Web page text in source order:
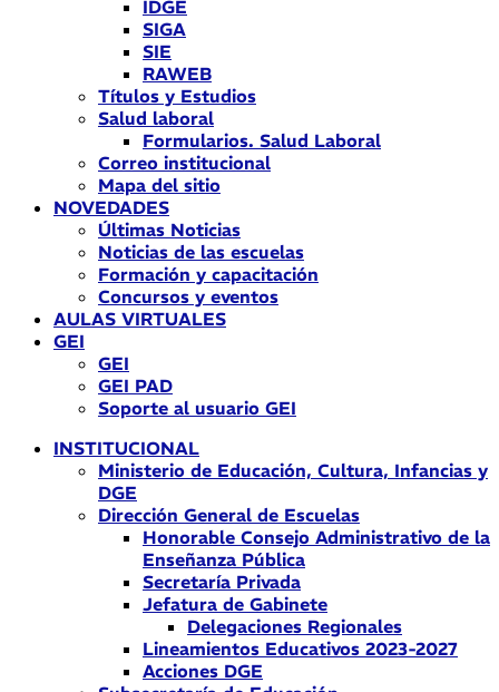
IDGE
SIGA
SIE
RAWEB
Títulos y Estudios
Salud laboral
Formularios. Salud Laboral
Correo institucional
Mapa del sitio
NOVEDADES
Últimas Noticias
Noticias de las escuelas
Formación y capacitación
Concursos y eventos
AULAS VIRTUALES
GEI
GEI
GEI PAD
Soporte al usuario GEI
INSTITUCIONAL
Ministerio de Educación, Cultura, Infancias y
DGE
Dirección General de Escuelas
Honorable Consejo Administrativo de la
Enseñanza Pública
Secretaría Privada
Jefatura de Gabinete
Delegaciones Regionales
Lineamientos Educativos 2023-2027
Acciones DGE